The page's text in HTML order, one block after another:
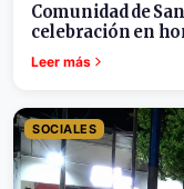
Comunidad de
celebración en
Leer más
SOCIALES